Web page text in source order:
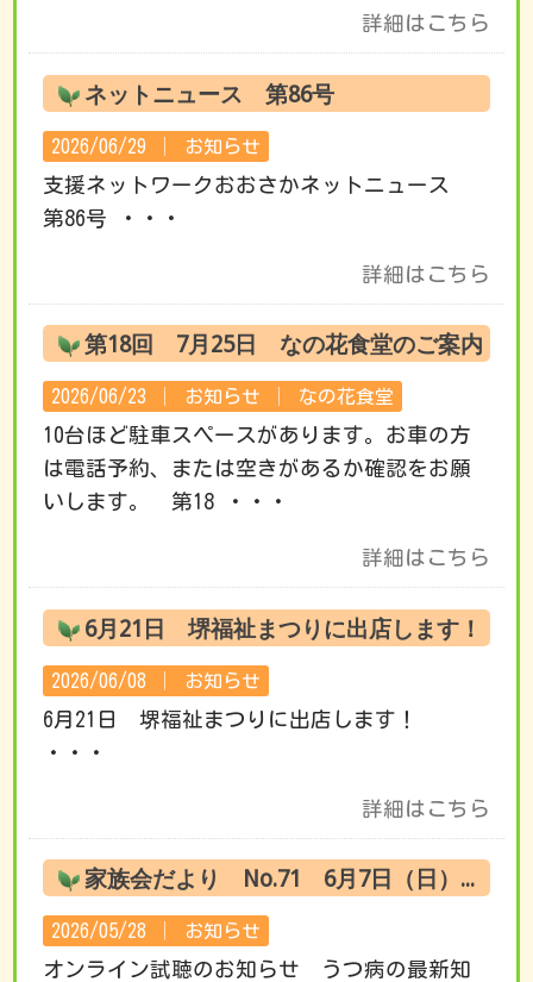
詳細はこちら
ネットニュース 第86号
2026/06/29 │ お知らせ
支援ネットワークおおさかネットニュース
第86号 ・・・
詳細はこちら
第18回 7月25日 なの花食堂のご案内
2026/06/23 │ お知らせ なの花食堂
10台ほど駐車スペースがあります。お車の方
は電話予約、または空きがあるか確認をお願
いします。 第18 ・・・
詳細はこちら
6月21日 堺福祉まつりに出店します！
2026/06/08 │ お知らせ
6月21日 堺福祉まつりに出店します！
・・・
詳細はこちら
家族会だより No.71 6月7日（日） オンライン試聴のお知らせ
2026/05/28 │ お知らせ
オンライン試聴のお知らせ うつ病の最新知